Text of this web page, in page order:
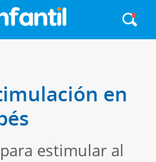
en
estimular al